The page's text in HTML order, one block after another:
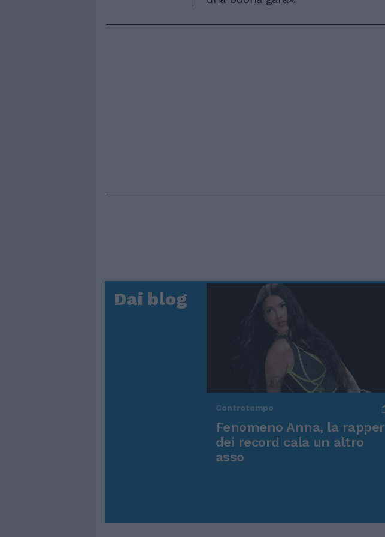
Dai blog
Controtempo
Fenomeno Anna, la rapper
dei record cala un altro
asso